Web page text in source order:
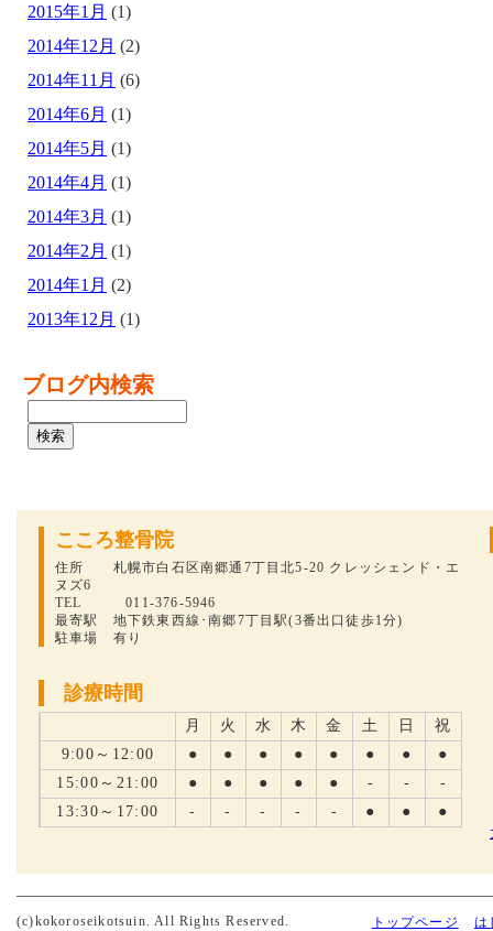
2015年1月 (1)
2014年12月 (2)
2014年11月 (6)
2014年6月 (1)
2014年5月 (1)
2014年4月 (1)
2014年3月 (1)
2014年2月 (1)
2014年1月 (2)
2013年12月 (1)
ブログ内検索
こころ整骨院
住所 札幌市白石区南郷通7丁目北5-20 クレッシェンド・エ
ヌズ6
TEL 011-376-5946
最寄駅 地下鉄東西線･南郷7丁目駅(3番出口徒歩1分)
駐車場 有り
診療時間
月 火 水 木 金 土 日
祝
9:00～12:00
● ● ● ● ● ● ●
●
15:00～21:00
● ● ● ● ● - -
-
13:30～17:00
- - - - - ● ●
●
(c)kokoroseikotsuin. All Rights Reserved. トップページ は